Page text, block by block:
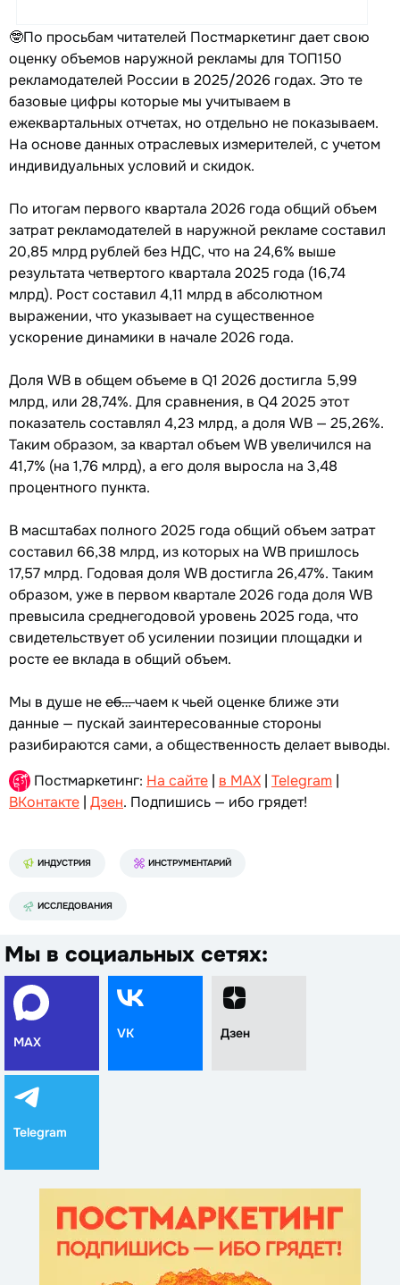
🤓По просьбам читателей Постмаркетинг дает свою
оценку объемов наружной рекламы для ТОП150
рекламодателей России в 2025/2026 годах. Это те
базовые цифры которые мы учитываем в
ежеквартальных отчетах, но отдельно не показываем.
На основе данных отраслевых измерителей, с учетом
индивидуальных условий и скидок.
По итогам первого квартала 2026 года общий объем
затрат рекламодателей в наружной рекламе составил
20,85 млрд рублей без НДС, что на 24,6% выше
результата четвертого квартала 2025 года (16,74
млрд). Рост составил 4,11 млрд в абсолютном
выражении, что указывает на существенное
ускорение динамики в начале 2026 года.
Доля WB в общем объеме в Q1 2026 достигла 5,99
млрд, или 28,74%. Для сравнения, в Q4 2025 этот
показатель составлял 4,23 млрд, а доля WB — 25,26%.
Таким образом, за квартал объем WB увеличился на
41,7% (на 1,76 млрд), а его доля выросла на 3,48
процентного пункта.
В масштабах полного 2025 года общий объем затрат
составил 66,38 млрд, из которых на WB пришлось
17,57 млрд. Годовая доля WB достигла 26,47%. Таким
образом, уже в первом квартале 2026 года доля WB
превысила среднегодовой уровень 2025 года, что
свидетельствует об усилении позиции площадки и
росте ее вклада в общий объем.
Мы в душе нееб…чаем к чьей оценке ближе эти
данные — пускай заинтересованные стороны
разибираются сами, а общественность делает выводы.
Постмаркетинг: На сайте | в MAX | Telegram |
ВКонтакте | Дзен. Подпишись — ибо грядет!
ИНДУСТРИЯ ИНСТРУМЕНТАРИЙ
ИССЛЕДОВАНИЯ
Мы в социальных сетях:
MAX
VK Дзен
Telegram